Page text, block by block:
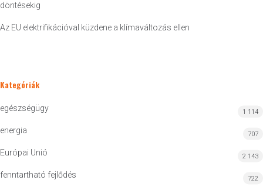
döntésekig
Az EU elektrifikációval küzdene a klímaváltozás ellen
Kategóriák
egészségügy 1 114
energia 707
Európai Unió 2 143
fenntartható fejlődés 722